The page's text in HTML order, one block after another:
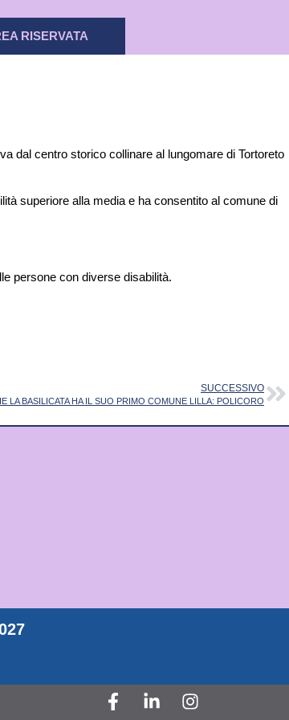
RISERVATA
dal centro storico collinare al lungomare di Tortoreto
superiore alla media e ha consentito al comune di
persone con diverse disabilità.
SUCCESSIVO
LA BASILICATA HA IL SUO PRIMO COMUNE LILLA: POLICORO